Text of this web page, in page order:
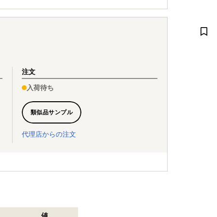
注文
入荷待ち
類似品サンプル
代理店からの注文